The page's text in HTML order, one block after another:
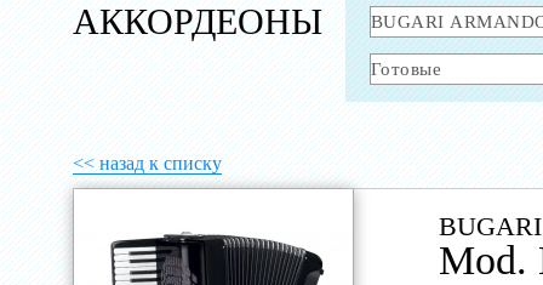
АККОРДЕОНЫ
<< назад к списку
Mod.